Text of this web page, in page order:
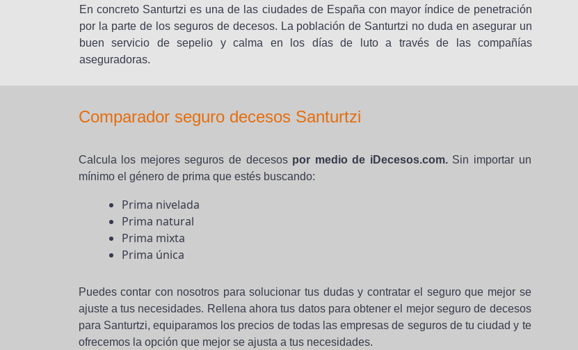
En concreto Santurtzi es una de las ciudades de España con mayor índice de penetración
por la parte de los seguros de decesos. La población de Santurtzi no duda en asegurar un
buen servicio de sepelio y calma en los días de luto a través de las compañías
aseguradoras.
Comparador seguro decesos Santurtzi
Calcula los mejores seguros de decesospor medio de iDecesos.com.Sin importar un
mínimo el género de prima que estés buscando:
Prima nivelada
Prima natural
Prima mixta
Prima única
Puedes contar con nosotros para solucionar tus dudas y contratar el seguro que mejor se
ajuste a tus necesidades. Rellena ahora tus datos para obtener el mejor seguro de decesos
para Santurtzi, equiparamos los precios de todas las empresas de seguros de tu ciudad y te
ofrecemos la opción que mejor se ajusta a tus necesidades.